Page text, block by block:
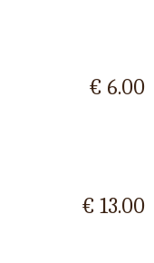
€ 6.00
€ 13.00